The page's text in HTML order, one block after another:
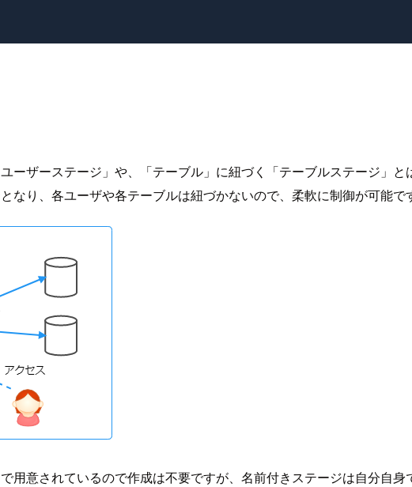
ーザーステージ」や、「テーブル」に紐づく「テーブルステージ」と
なり、各ユーザや各テーブルは紐づかないので、柔軟に制御が可能で
用意されているので作成は不要ですが、名前付きステージは自分自